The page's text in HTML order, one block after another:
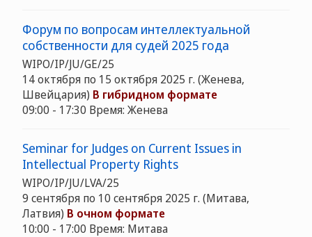
Форум по вопросам интеллектуальной
собственности для судей 2025 года
WIPO/IP/JU/GE/25
14 октября по 15 октября 2025 г. (Женева,
Швейцария) В гибридном формате
09:00 - 17:30 Время: Женева
Seminar for Judges on Current Issues in
Intellectual Property Rights
WIPO/IP/JU/LVA/25
9 сентября по 10 сентября 2025 г. (Митава,
Латвия) В очном формате
10:00 - 17:00 Время: Митава